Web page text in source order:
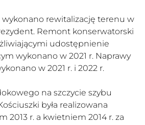
wykonano rewitalizację terenu w
Remont konserwatorski
udostępnienie
wykonano w 2021 r. Naprawy
w 2021 r. i 2022 r.
na szczycie szybu
była realizowana
2013 r. a kwietniem 2014 r. za